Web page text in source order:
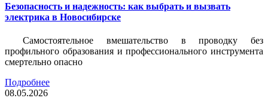
Безопасность и надежность: как выбрать и вызвать
электрика в Новосибирске
Самостоятельное вмешательство в проводку без
профильного образования и профессионального инструмента
смертельно опасно
Подробнее
08.05.2026